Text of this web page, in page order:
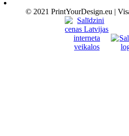
© 2021 PrintYourDesign.eu |